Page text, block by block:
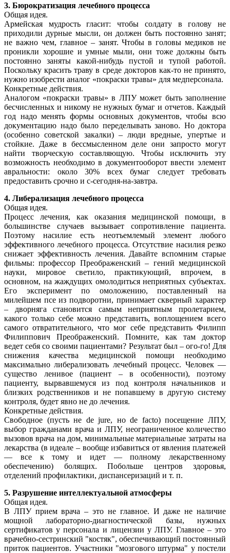
3. Бюрократизация лечебного процесса
Общая идея.
Армейская мудрость гласит: чтобы солдату в голову не
приходили дурные мыcли, он должен быть постоянно занят;
не важно чем, главное – занят. Чтобы в головы медиков не
проникли хорошие и умные мыли, они тоже должны быть
постоянно заняты какой-нибудь пустой и тупой работой.
Поскольку красить траву в среде докторов как-то не принято,
нужно изобрести аналог «покраски травы» для медперсонала.
Конкретные действия.
Аналогом «покраски травы» в ЛПУ может быть заполнение
бесчисленных и никому не нужных бумаг и отчетов. Каждый
год надо менять формы основных документов, чтобы всю
документацию надо было переделывать заново. Но доктора
(особенно советской закалки) – люди вредные, упертые и
стойкие. Даже в бессмысленном деле они запросто могут
найти творческую составляющую. Чтобы исключить эту
возможность необходимо в документооборот ввести элемент
авральности: около 30% всех бумаг следует требовать
предоставить срочно и с-сегодня-на-завтра.
4. Либерализация лечебного процесса
Общая идея.
Процесс лечения, как оказания медицинской помощи, в
большинстве случаев вызывает сопротивление пациента.
Поэтому насилие есть неотъемлемый элемент любого
эффективного лечебного процесса. Отсутствие насилия резко
снижает эффективность лечения. Давайте вспомним старые
фильмы: профессор Преображенский – гений медицинской
науки, мировое светило, практикующий, впрочем, в
основном, на жаждущих омолодиться неприятных субъектах.
Его эксперимент по омоложению, поставленный на
милейшем псе из подворотни, принимает скверный характер
– дворняга становится самым неприятным пролетарием,
какого только себе можно представить, воплощением всего
самого отвратительного, что мог себе представить Филипп
Филиппович Преображенский. Помните, как там доктор
ведет себя со своими пациентами? Результат был – ого-го! Для
снижения качества медицинской помощи необходимо
максимально либерализовать лечебный процесс. Человек —
существо ленивое (пациент – в особенности), поэтому
пациенту, вырвавшемуся из под контроля начальников и
близких родственников и не попавшему в другую систему
контроля, будет явно не до лечения.
Конкретные действия.
Свободное (пусть не de jure, но de facto) посещение ЛПУ,
выбор гражданами врача и ЛПУ, неограниченное количество
вызовов врача на дом, минимальные материальные затраты на
лекарства (в идеале – вообще избавиться от явления платежей
— все к тому и идет — полному лекарственному
обеспечению) болящих. Побольше центров здоровья,
отделений профилактики, диспансеризаций и т. п.
5. Разрушение интеллектуальной атмосферы
Общая идея.
В ЛПУ прием врача – это не главное. И даже не наличие
мощной лабораторно-диагностической базы, нужных
сертификатов у персонала и лицензии у ЛПУ. Главное – это
врачебно-сестринский "костяк", обеспечивающий постоянный
приток пациентов. Участники "мозгового штурма" у постели